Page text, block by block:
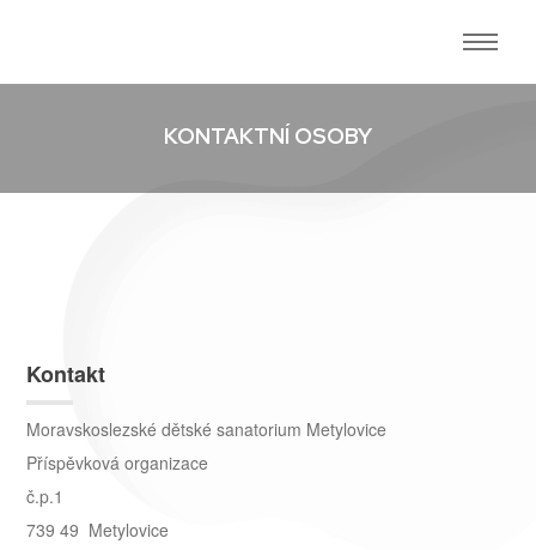
KONTAKTNÍ OSOBY
Kontakt
Moravskoslezské dětské sanatorium Metylovice
Příspěvková organizace
č.p.1
739 49 Metylovice